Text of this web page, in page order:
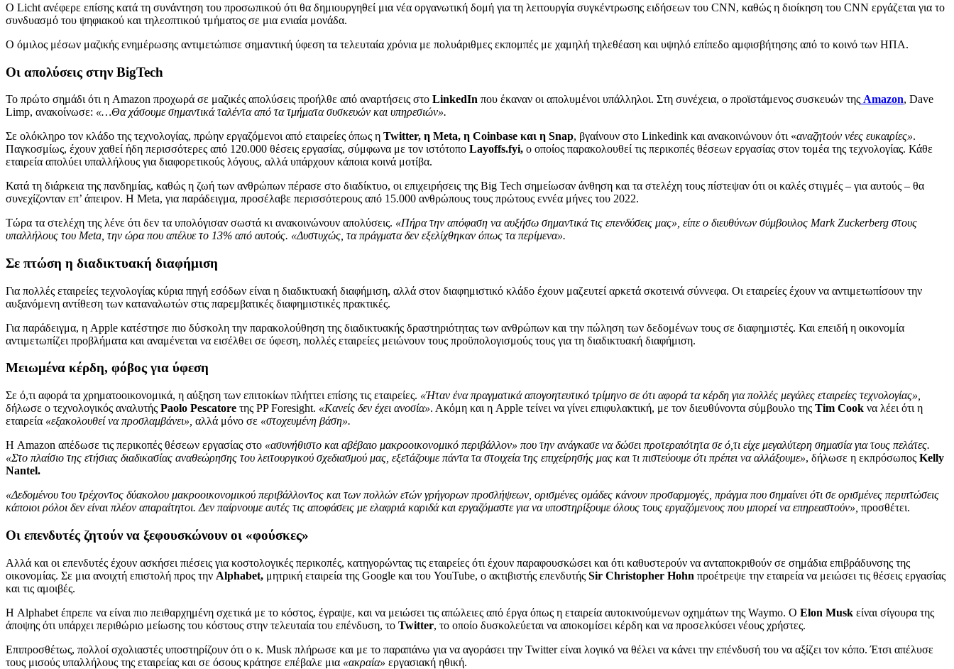
Ο Licht ανέφερε επίσης κατά τη συνάντηση του προσωπικού ότι θα δημιουργηθεί μια νέα οργανωτική δομή για τη λειτουργία συγκέντρωσης ειδήσεων του CNN, καθώς η διοίκηση του CNN εργάζεται για το
συνδυασμό του ψηφιακού και τηλεοπτικού τμήματος σε μια ενιαία μονάδα.
Ο όμιλος μέσων μαζικής ενημέρωσης αντιμετώπισε σημαντική ύφεση τα τελευταία χρόνια με πολυάριθμες εκπομπές με χαμηλή τηλεθέαση και υψηλό επίπεδο αμφισβήτησης από το κοινό των ΗΠΑ.
Οι απολύσεις στην BigTech
Το πρώτο σημάδι ότι η Amazon προχωρά σε μαζικές απολύσεις προήλθε από αναρτήσεις στο LinkedIn που έκαναν οι απολυμένοι υπάλληλοι. Στη συνέχεια, ο προϊστάμενος συσκευών της Amazon, Dave
Limp, ανακοίνωσε: «…Θα χάσουμε σημαντικά ταλέντα από τα τμήματα συσκευών και υπηρεσιών».
Σε ολόκληρο τον κλάδο της τεχνολογίας, πρώην εργαζόμενοι από εταιρείες όπως η Twitter, η Meta, η Coinbase και η Snap, βγαίνουν στο Linkedink και ανακοινώνουν ότι «αναζητούν νέες ευκαιρίες».
Παγκοσμίως, έχουν χαθεί ήδη περισσότερες από 120.000 θέσεις εργασίας, σύμφωνα με τον ιστότοπο Layoffs.fyi, ο οποίος παρακολουθεί τις περικοπές θέσεων εργασίας στον τομέα της τεχνολογίας. Κάθε
εταιρεία απολύει υπαλλήλους για διαφορετικούς λόγους, αλλά υπάρχουν κάποια κοινά μοτίβα.
Κατά τη διάρκεια της πανδημίας, καθώς η ζωή των ανθρώπων πέρασε στο διαδίκτυο, οι επιχειρήσεις της Big Tech σημείωσαν άνθηση και τα στελέχη τους πίστεψαν ότι οι καλές στιγμές – για αυτούς – θα
συνεχίζονταν επ’ άπειρον. Η Meta, για παράδειγμα, προσέλαβε περισσότερους από 15.000 ανθρώπους τους πρώτους εννέα μήνες του 2022.
Τώρα τα στελέχη της λένε ότι δεν τα υπολόγισαν σωστά κι ανακοινώνουν απολύσεις. «Πήρα την απόφαση να αυξήσω σημαντικά τις επενδύσεις μας», είπε ο διευθύνων σύμβουλος Mark Zuckerberg στους
υπαλλήλους του Meta, την ώρα που απέλυε το 13% από αυτούς. «Δυστυχώς, τα πράγματα δεν εξελίχθηκαν όπως τα περίμενα».
Σε πτώση η διαδικτυακή διαφήμιση
Για πολλές εταιρείες τεχνολογίας κύρια πηγή εσόδων είναι η διαδικτυακή διαφήμιση, αλλά στον διαφημιστικό κλάδο έχουν μαζευτεί αρκετά σκοτεινά σύννεφα. Οι εταιρείες έχουν να αντιμετωπίσουν την
αυξανόμενη αντίθεση των καταναλωτών στις παρεμβατικές διαφημιστικές πρακτικές.
Για παράδειγμα, η Apple κατέστησε πιο δύσκολη την παρακολούθηση της διαδικτυακής δραστηριότητας των ανθρώπων και την πώληση των δεδομένων τους σε διαφημιστές. Και επειδή η οικονομία
αντιμετωπίζει προβλήματα και αναμένεται να εισέλθει σε ύφεση, πολλές εταιρείες μειώνουν τους προϋπολογισμούς τους για τη διαδικτυακή διαφήμιση.
Μειωμένα κέρδη, φόβος για ύφεση
Σε ό,τι αφορά τα χρηματοοικονομικά, η αύξηση των επιτοκίων πλήττει επίσης τις εταιρείες. «Ήταν ένα πραγματικά απογοητευτικό τρίμηνο σε ότι αφορά τα κέρδη για πολλές μεγάλες εταιρείες τεχνολογίας»,
δήλωσε ο τεχνολογικός αναλυτής Paolo Pescatore της PP Foresight. «Κανείς δεν έχει ανοσία». Ακόμη και η Apple τείνει να γίνει επιφυλακτική, με τον διευθύνοντα σύμβουλο της Tim Cook να λέει ότι η
εταιρεία «εξακολουθεί να προσλαμβάνει», αλλά μόνο σε «στοχευμένη βάση».
Η Amazon απέδωσε τις περικοπές θέσεων εργασίας στο «ασυνήθιστο και αβέβαιο μακροοικονομικό περιβάλλον» που την ανάγκασε να δώσει προτεραιότητα σε ό,τι είχε μεγαλύτερη σημασία για τους πελάτες.
«Στο πλαίσιο της ετήσιας διαδικασίας αναθεώρησης του λειτουργικού σχεδιασμού μας, εξετάζουμε πάντα τα στοιχεία της επιχείρησής μας και τι πιστεύουμε ότι πρέπει να αλλάξουμε», δήλωσε η εκπρόσωπος Kelly
Nantel.
«Δεδομένου του τρέχοντος δύακολου μακροοικονομικού περιβάλλοντος και των πολλών ετών γρήγορων προσλήψεων, ορισμένες ομάδες κάνουν προσαρμογές, πράγμα που σημαίνει ότι σε ορισμένες περιπτώσεις
κάποιοι ρόλοι δεν είναι πλέον απαραίτητοι. Δεν παίρνουμε αυτές τις αποφάσεις με ελαφριά καριδά και εργαζόμαστε για να υποστηρίξουμε όλους τους εργαζόμενους που μπορεί να επηρεαστούν», προσθέτει.
Οι επενδυτές ζητούν να ξεφουσκώνουν οι «φούσκες»
Αλλά και οι επενδυτές έχουν ασκήσει πιέσεις για κοστολογικές περικοπές, κατηγορώντας τις εταιρείες ότι έχουν παραφουσκώσει και ότι καθυστερούν να ανταποκριθούν σε σημάδια επιβράδυνσης της
οικονομίας. Σε μια ανοιχτή επιστολή προς την Alphabet, μητρική εταιρεία της Google και του YouTube, ο ακτιβιστής επενδυτής Sir Christopher Hohn προέτρεψε την εταιρεία να μειώσει τις θέσεις εργασίας
και τις αμοιβές.
Η Alphabet έπρεπε να είναι πιο πειθαρχημένη σχετικά με το κόστος, έγραψε, και να μειώσει τις απώλειες από έργα όπως η εταιρεία αυτοκινούμενων οχημάτων της Waymo. Ο Elon Musk είναι σίγουρα της
άποψης ότι υπάρχει περιθώριο μείωσης του κόστους στην τελευταία του επένδυση, το Twitter, το οποίο δυσκολεύεται να αποκομίσει κέρδη και να προσελκύσει νέους χρήστες.
Επιπροσθέτως, πολλοί σχολιαστές υποστηρίζουν ότι ο κ. Musk πλήρωσε και με το παραπάνω για να αγοράσει την Twitter είναι λογικό να θέλει να κάνει την επένδυσή του να αξίζει τον κόπο. Έτσι απέλυσε
τους μισούς υπαλλήλους της εταιρείας και σε όσους κράτησε επέβαλε μια «ακραία» εργασιακή ηθική.